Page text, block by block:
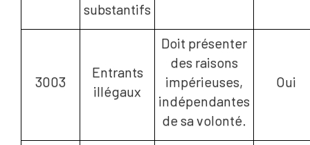
substantifs
3003
Entrants
illégaux
Doit présenter
des raisons
impérieuses,
indépendantes
de sa volonté.
Oui